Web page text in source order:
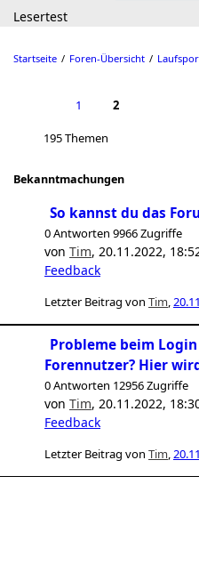
Lesertest
Startseite Foren-Übersicht
1 2
195 Themen
Bekanntmachungen
So kannst du das
0 Antworten 9966 Zugriffe
von Tim, 20.11.2022,
Feedback
Letzter Beitrag von Tim,
Probleme beim
Forennutzer? Hier
0 Antworten 12956 Zugriffe
von Tim, 20.11.2022,
Feedback
Letzter Beitrag von Tim,